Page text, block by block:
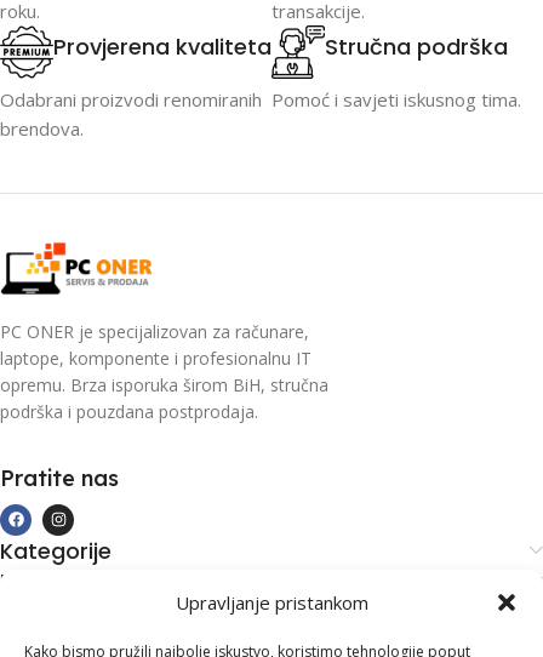
Upravljanje pristankom
Kako bismo pružili najbolje iskustvo, koristimo tehnologije poput
roku.
transakcije.
Provjerena kvaliteta
Odabrani proizvodi renomiranih
brendova.
Stručna podrška
Pomoć i savjeti iskusnog tima.
PC ONER je specijalizovan za računare,
laptope, komponente i profesionalnu IT
opremu. Brza isporuka širom BiH, stručna
podrška i pouzdana postprodaja.
Pratite nas
Kategorije
Kupovina i podrška
Kontakt informacije